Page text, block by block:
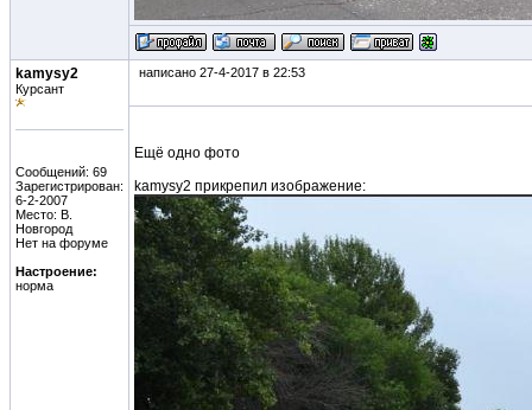
kamysy2
Курсант
Сообщений: 69
Зарегистрирован:
6-2-2007
Место: В.
Новгород
Нет на форуме
Настроение:
норма
написано 27-4-2017 в 22:53
Ещё одно фото
kamysy2 прикрепил изображение: